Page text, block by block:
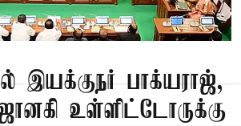
இயக்குநர் பாக்யராஜ்,
உள்ளிட்டோருக்கு